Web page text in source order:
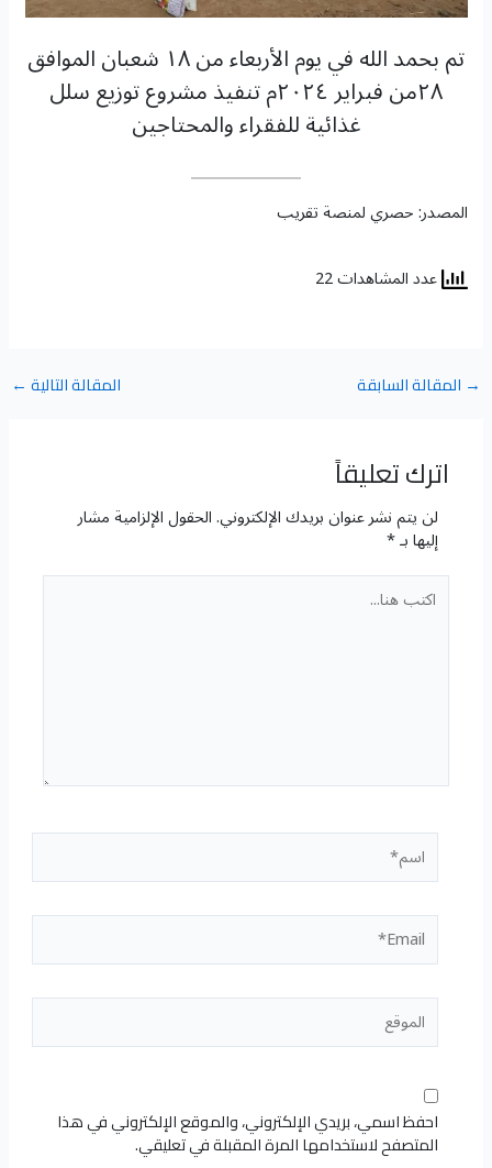
تم بحمد الله في يوم الأربعاء من ١٨ شعبان الموافق
٢٨من فبراير ٢٠٢٤م تنفيذ مشروع توزيع سلل
غذائية للفقراء والمحتاجين
المصدر: حصري لمنصة تقريب
عدد المشاهدات 22
→ المقالة السابقة المقالة التالية ←
اترك تعليقاً
لن يتم نشر عنوان بريدك الإلكتروني.الحقول الإلزامية مشار
إليها بـ*
اكتب
هنا...
Email*
الموقع
احفظ اسمي، بريدي الإلكتروني، والموقع الإلكتروني في هذا
المتصفح لاستخدامها المرة المقبلة في تعليقي.